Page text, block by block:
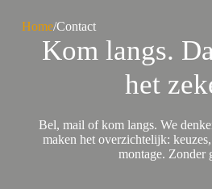
Home/Contact
Kom langs.
het
Bel, mail of kom langs. We
maken het overzichtelijk:
montage. Zonder